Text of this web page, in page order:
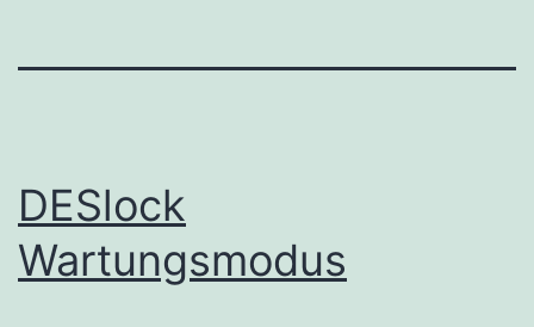
DESlock
Wartungsmodus